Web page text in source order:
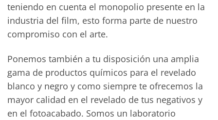
teniendo en cuenta el monopolio presente en la
industria del film, esto forma parte de nuestro
compromiso con el arte.
Ponemos también a tu disposición una amplia
gama de productos químicos para el revelado
blanco y negro y como siempre te ofrecemos la
mayor calidad en el revelado de tus negativos y
en el fotoacabado. Somos un laboratorio